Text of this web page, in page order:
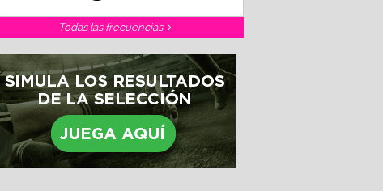
Todas las frecuencias